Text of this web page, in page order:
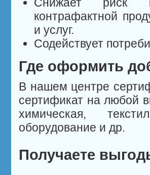
контрафактной
и услуг.
Содействует
Где оформить
В нашем центре
сертификат на любой
химическая,
оборудование и др.
Получаете